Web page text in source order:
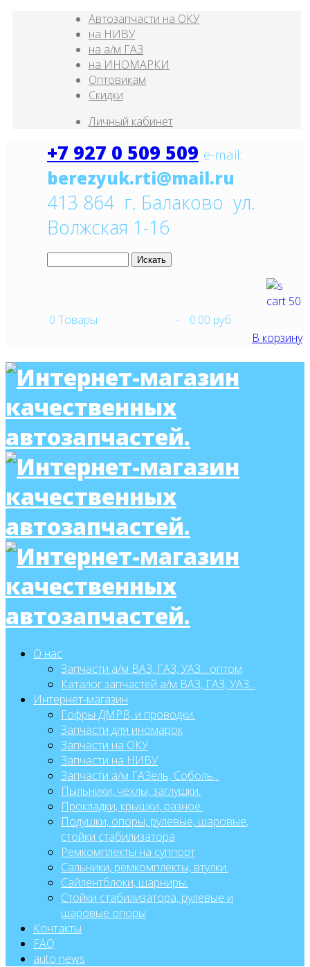
Автозапчасти на ОКУ
на НИВУ
на а/м ГАЗ
на ИНОМАРКИ
Оптовикам
Скидки
Личный кабинет
+7 927 0 509 509 e-mail:
413 864 г. Балаково ул.
Волжская 1-16
0 Товары -
0.00 руб.
В корзину
О нас
Запчасти а/м ВАЗ, ГАЗ, УАЗ... оптом
Каталог запчастей а/м ВАЗ, ГАЗ, УАЗ...
Интернет-магазин
Гофры ДМРВ, и проводки.
Запчасти для иномарок
Запчасти на ОКУ
Запчасти на НИВУ
Запчасти а/м ГАЗель, Соболь...
Пыльники, чехлы, заглушки.
Прокладки, крышки, разное.
Подушки, опоры, рулевые, шаровые,
стойки стабилизатора
Ремкомплекты на суппорт
Сальники, ремкомплекты, втулки.
Сайлентблоки, шарниры.
Стойки стабилизатора, рулевые и
шаровые опоры
Контакты
FAQ
auto news